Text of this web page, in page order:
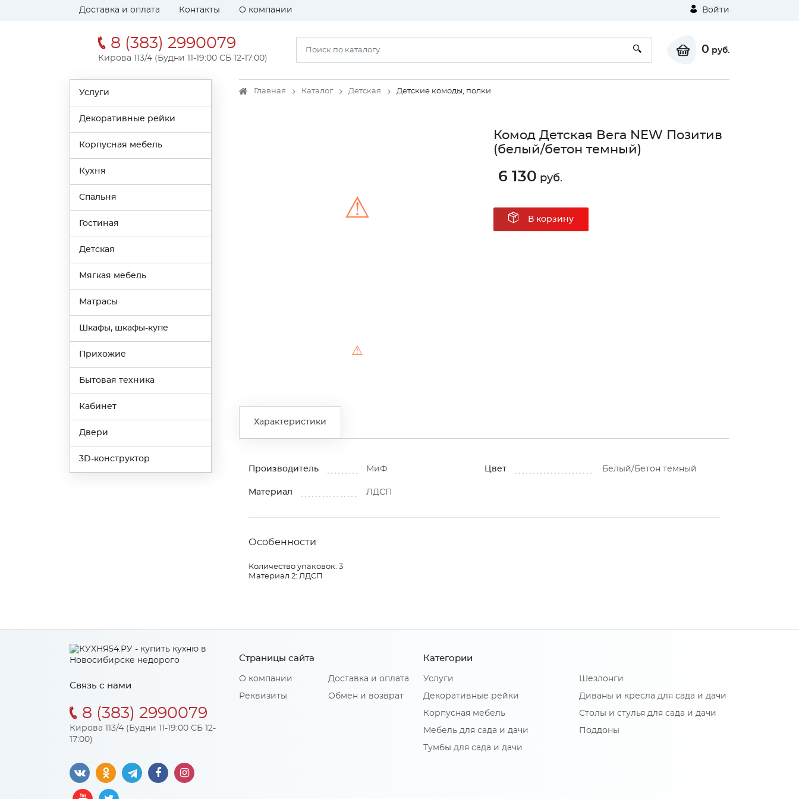
Доставка и оплата Контакты О компании Войти
8 (383) 2990079
Кирова 113/4 (Будни 11-19:00 СБ 12-17:00)
0 руб.
Услуги
Декоративные рейки
Корпусная мебель
Кухня
Спальня
Гостиная
Детская
Мягкая мебель
Матрасы
Шкафы, шкафы-купе
Прихожие
Бытовая техника
Кабинет
Двери
3D-конструктор
Главная Каталог Детская Детские комоды, полки
⚠
⚠
Комод Детская Вега NEW Позитив
(белый/бетон темный)
6 130 руб.
В корзину
Характеристики
Производитель МиФ Цвет Белый/Бетон темный
Материал ЛДСП
Особенности
Количество упаковок: 3
Материал 2: ЛДСП
Связь с нами
8 (383) 2990079
Кирова 113/4 (Будни 11-19:00 СБ 12-
17:00)
Страницы сайта
О компании
Реквизиты
Доставка и оплата
Обмен и возврат
Категории
Услуги
Декоративные рейки
Корпусная мебель
Мебель для сада и дачи
Тумбы для сада и дачи
Шезлонги
Диваны и кресла для сада и дачи
Столы и стулья для сада и дачи
Поддоны